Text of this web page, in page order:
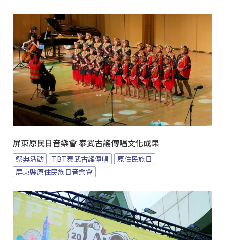
屏東原民日音樂會 泰武古謠傳唱文化成果
祭典活動 TBT泰武古謠傳唱
原住民族日
屏東縣原住民族日音樂會